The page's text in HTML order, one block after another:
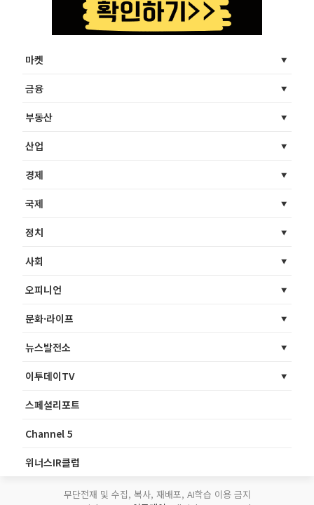
마켓
금융
부동산
산업
경제
국제
정치
사회
오피니언
문화·라이프
뉴스발전소
이투데이TV
스페셜리포트
Channel 5
위너스IR클럽
무단전재 및 수집, 복사, 재배포, AI학습 이용 금지